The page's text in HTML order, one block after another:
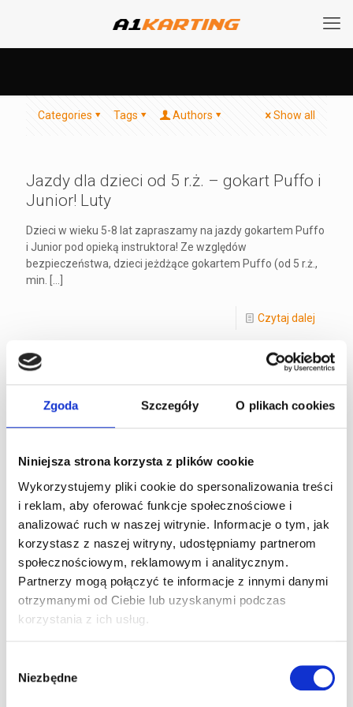
Zgoda Szczegóły O plikach cookies
Niniejsza strona korzysta z plików cookie
Wykorzystujemy pliki cookie do spersonalizowania treści
i reklam, aby oferować funkcje społecznościowe i
analizować ruch w naszej witrynie. Informacje o tym, jak
korzystasz z naszej witryny, udostępniamy partnerom
społecznościowym, reklamowym i analitycznym.
Partnerzy mogą połączyć te informacje z innymi danymi
otrzymanymi od Ciebie lub uzyskanymi podczas
korzystania z ich usług.
zgody
Niezbędne
Categories Tags Authors Show all
Jazdy dla dzieci od 5 r.ż. – gokart Puffo i
Junior! Luty
Dzieci w wieku 5-8 lat zapraszamy na jazdy gokartem Puffo
i Junior pod opieką instruktora! Ze względów
bezpieczeństwa, dzieci jeżdżące gokartem Puffo (od 5 r.ż.,
min.
Czytaj dalej
Ferie – nowe godz. otwarcia, codziennie
jazdy dla dzieci
Warszawie również można spędzić ferie w ciekawy, aktywny
sposób! * Otwieramy wcześniej – również w weekend! *
Codziennie[…]
Czytaj dalej
Jazdy dla dzieci od 5 r.ż. – gokart Puffo i
Junior! Luty
gokartem Puffo (od 5 roku życia, od ok. 110 cm